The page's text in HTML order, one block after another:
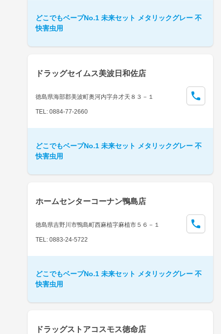
どこでもベープNo.1 未来セット メタリックグレー 不
快害虫用
ドラッグセイムス美波日和佐店
徳島県海部郡美波町奥河内字弁才天８３－１
TEL: 0884-77-2660
どこでもベープNo.1 未来セット メタリックグレー 不
快害虫用
ホームセンターコーナン鴨島店
徳島県吉野川市鴨島町西麻植字麻植市５６－１
TEL: 0883-24-5722
どこでもベープNo.1 未来セット メタリックグレー 不
快害虫用
ドラッグストアコスモス徳命店